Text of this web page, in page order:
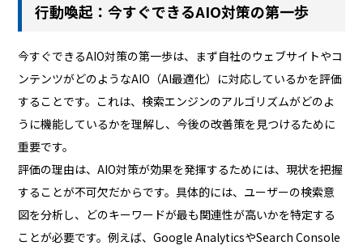
行動喚起：今すぐできるAIO対策の第一歩
今すぐできるAIO対策の第一歩は、まず自社のウェブサイトやコ
ンテンツがどのようなAIO（AI最適化）に対応しているかを評価
することです。これは、検索エンジンのアルゴリズムがどのよ
うに機能しているかを理解し、今後の改善策を見つけるために
重要です。
評価の理由は、AIO対策が効果を発揮するためには、現状を把握
することが不可欠だからです。具体的には、ユーザーの検索意
図を分析し、どのキーワードが最も関連性が高いかを特定する
ことが必要です。例えば、Google AnalyticsやSearch Console